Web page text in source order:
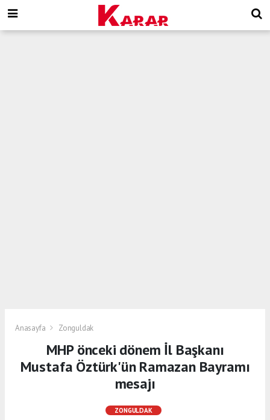
Anasayfa Zonguldak
MHP önceki dönem İl Başkanı
Mustafa Öztürk'ün Ramazan Bayramı
mesajı
ZONGULDAK